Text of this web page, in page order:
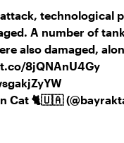
technological
A number of
also damaged,
8jQNAnU4Gy
Cat 🐈🇺🇦